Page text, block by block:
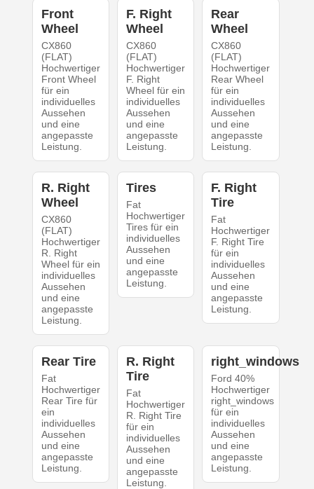
Front
Wheel
CX860
(FLAT)
Hochwertiger
Front Wheel
für ein
individuelles
Aussehen
und eine
angepasste
Leistung.
F. Right
Wheel
CX860
(FLAT)
Hochwertiger
F. Right
Wheel für ein
individuelles
Aussehen
und eine
angepasste
Leistung.
Rear
Wheel
CX860
(FLAT)
Hochwertiger
Rear Wheel
für ein
individuelles
Aussehen
und eine
angepasste
Leistung.
R. Right
Wheel
CX860
(FLAT)
Hochwertiger
R. Right
Wheel für ein
individuelles
Aussehen
und eine
angepasste
Leistung.
Tires
Fat
Hochwertiger
Tires für ein
individuelles
Aussehen
und eine
angepasste
Leistung.
F. Right
Tire
Fat
Hochwertiger
F. Right Tire
für ein
individuelles
Aussehen
und eine
angepasste
Leistung.
Rear Tire
Fat
Hochwertiger
Rear Tire für
ein
individuelles
Aussehen
und eine
angepasste
Leistung.
R. Right
Tire
Fat
Hochwertiger
R. Right Tire
für ein
individuelles
Aussehen
und eine
angepasste
Leistung.
right_windows
Ford 40%
Hochwertiger
right_windows
für ein
individuelles
Aussehen
und eine
angepasste
Leistung.